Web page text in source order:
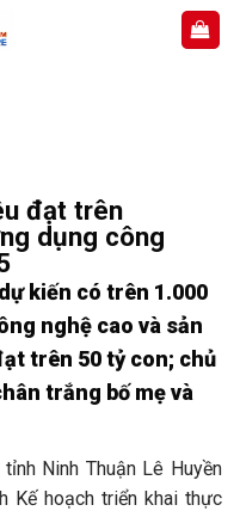
đạt trên
dụng công
kiến có trên 1.000
nghệ cao và sản
trên 50 tỷ con; chủ
trắng bố mẹ và
Ninh Thuận Lê Huyền
Kế hoạch triển khai thực